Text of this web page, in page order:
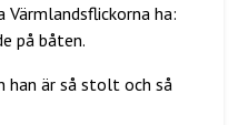
Värmlandsflickorna ha:
han är så stolt och så